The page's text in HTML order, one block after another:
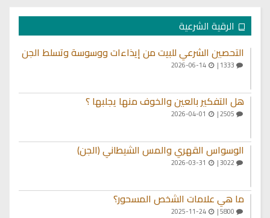
الرقية الشرعية
التحصين الشرعي للبيت من إيذاءات ووسوسة وتسلط الجن
2026-06-14
هل التفكير بالعين والخوف منها يجلبها ؟
الوسواس القهري والمس الشيطاني (الجن)
ما هي علامات الشخص المسحور؟
2025-11-24